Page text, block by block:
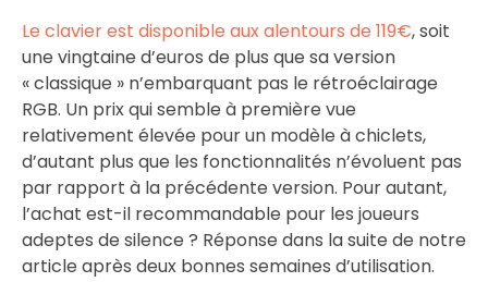
Le clavier est disponible aux alentours de 119€, soit
une vingtaine d’euros de plus que sa version
« classique » n’embarquant pas le rétroéclairage
RGB. Un prix qui semble à première vue
relativement élevée pour un modèle à chiclets,
d’autant plus que les fonctionnalités n’évoluent pas
par rapport à la précédente version. Pour autant,
l’achat est-il recommandable pour les joueurs
adeptes de silence ? Réponse dans la suite de notre
article après deux bonnes semaines d’utilisation.